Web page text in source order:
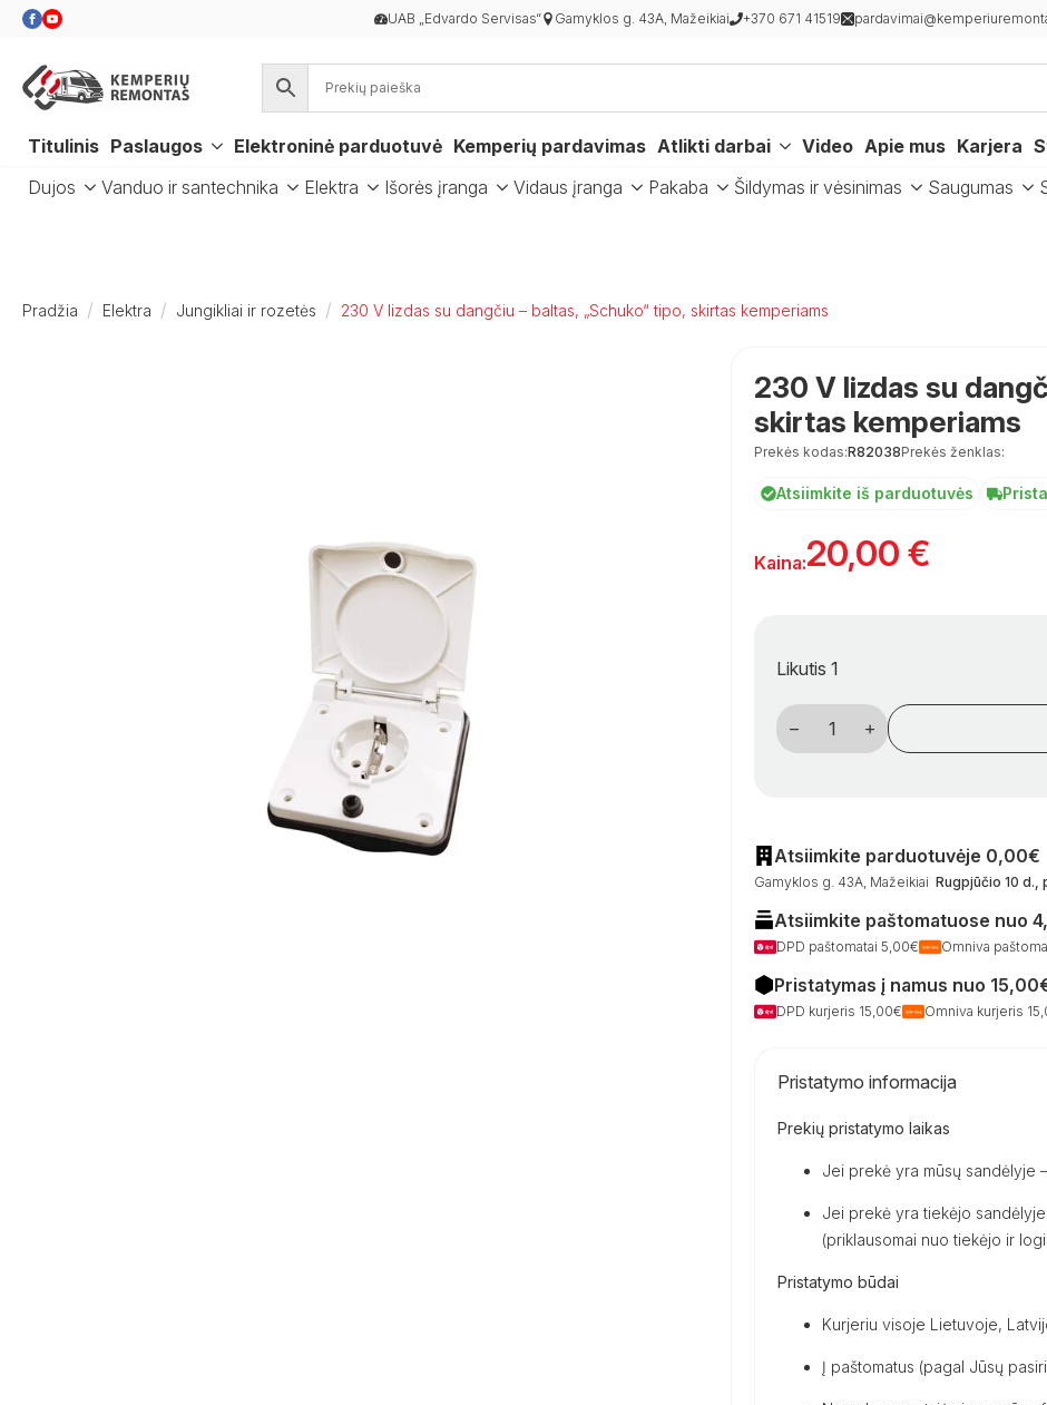
UAB „Edvardo Servisas“ Gamyklos g. 43A, Mažeikiai +370 671 41519
Titulinis Paslaugos Elektroninė parduotuvė Kemperių pardavimas Atlikti darbai Video Apie mus Karjera
Dujos
Vanduo ir santechnika Elektra Išorės įranga Vidaus įranga Pakaba Šildymas ir vėsinimas Saugumas
Pradžia Elektra Jungikliai ir rozetės 230 V lizdas su dangčiu – baltas, „Schuko“ tipo, skirtas kemperiams
230 V lizdas su
skirtas kemperiams
Prekės kodas:R82038Prekės ženklas:
Atsiimkite iš parduotuvės
Kaina:20,00 €
Likutis 1
produkto
kiekis:
230
baltas,
„Schuko“
tipo,
skirtas
kemperiams
Atsiimkite parduotuvėje 0,00€
Gamyklos g. 43A, Mažeikiai Rugpjūčio 10 d.,
Atsiimkite paštomatuose nuo
DPD paštomatai 5,00€ Omniva
Pristatymas į namus nuo
DPD kurjeris 15,00€ Omniva kurjeris
Pristatymo informacija
Prekių pristatymo laikas
Jei prekė yra mūsų sandėlyje
Jei prekė yra tiekėjo
(priklausomai nuo tiekėjo ir
Pristatymo būdai
Kurjeriu visoje Lietuvoje,
Į paštomatus (pagal Jūsų